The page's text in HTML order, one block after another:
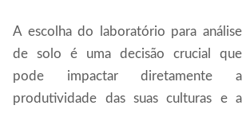
A escolha do laboratório para análise
de solo é uma decisão crucial que
pode impactar diretamente a
produtividade das suas culturas e a